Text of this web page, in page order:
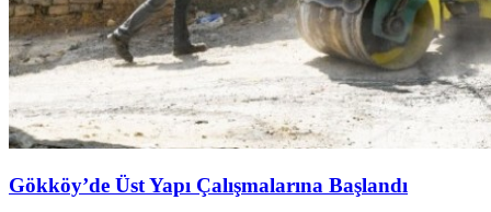
Gökköy’de Üst Yapı Çalışmalarına Başlandı